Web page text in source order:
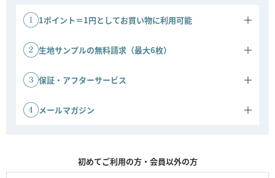
1ポイント＝1円としてお買い物に利用可能
1ポイント＝1円としてご利用いただけます。
生地サンプルの無料請求（最大6枚）
際の色味や質感をお確かめのうえ、安心してお選びいただけます。
※ご請求には事前の会員登録が必要です。
保証・アフターサービス
その他商品 1年保証：その他商品は1年間保証です。
メールマガジン
初めてご利用の方・会員以外の方